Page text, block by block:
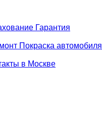
Гарантия
Покраска автомобиля
в Москве